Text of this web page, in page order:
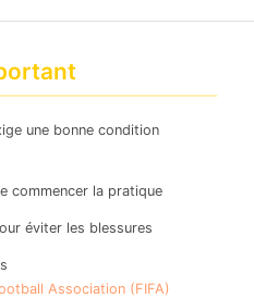
une bonne condition
commencer la pratique
éviter les blessures
Association (FIFA)